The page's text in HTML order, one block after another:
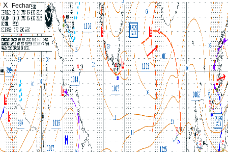
X Fechar